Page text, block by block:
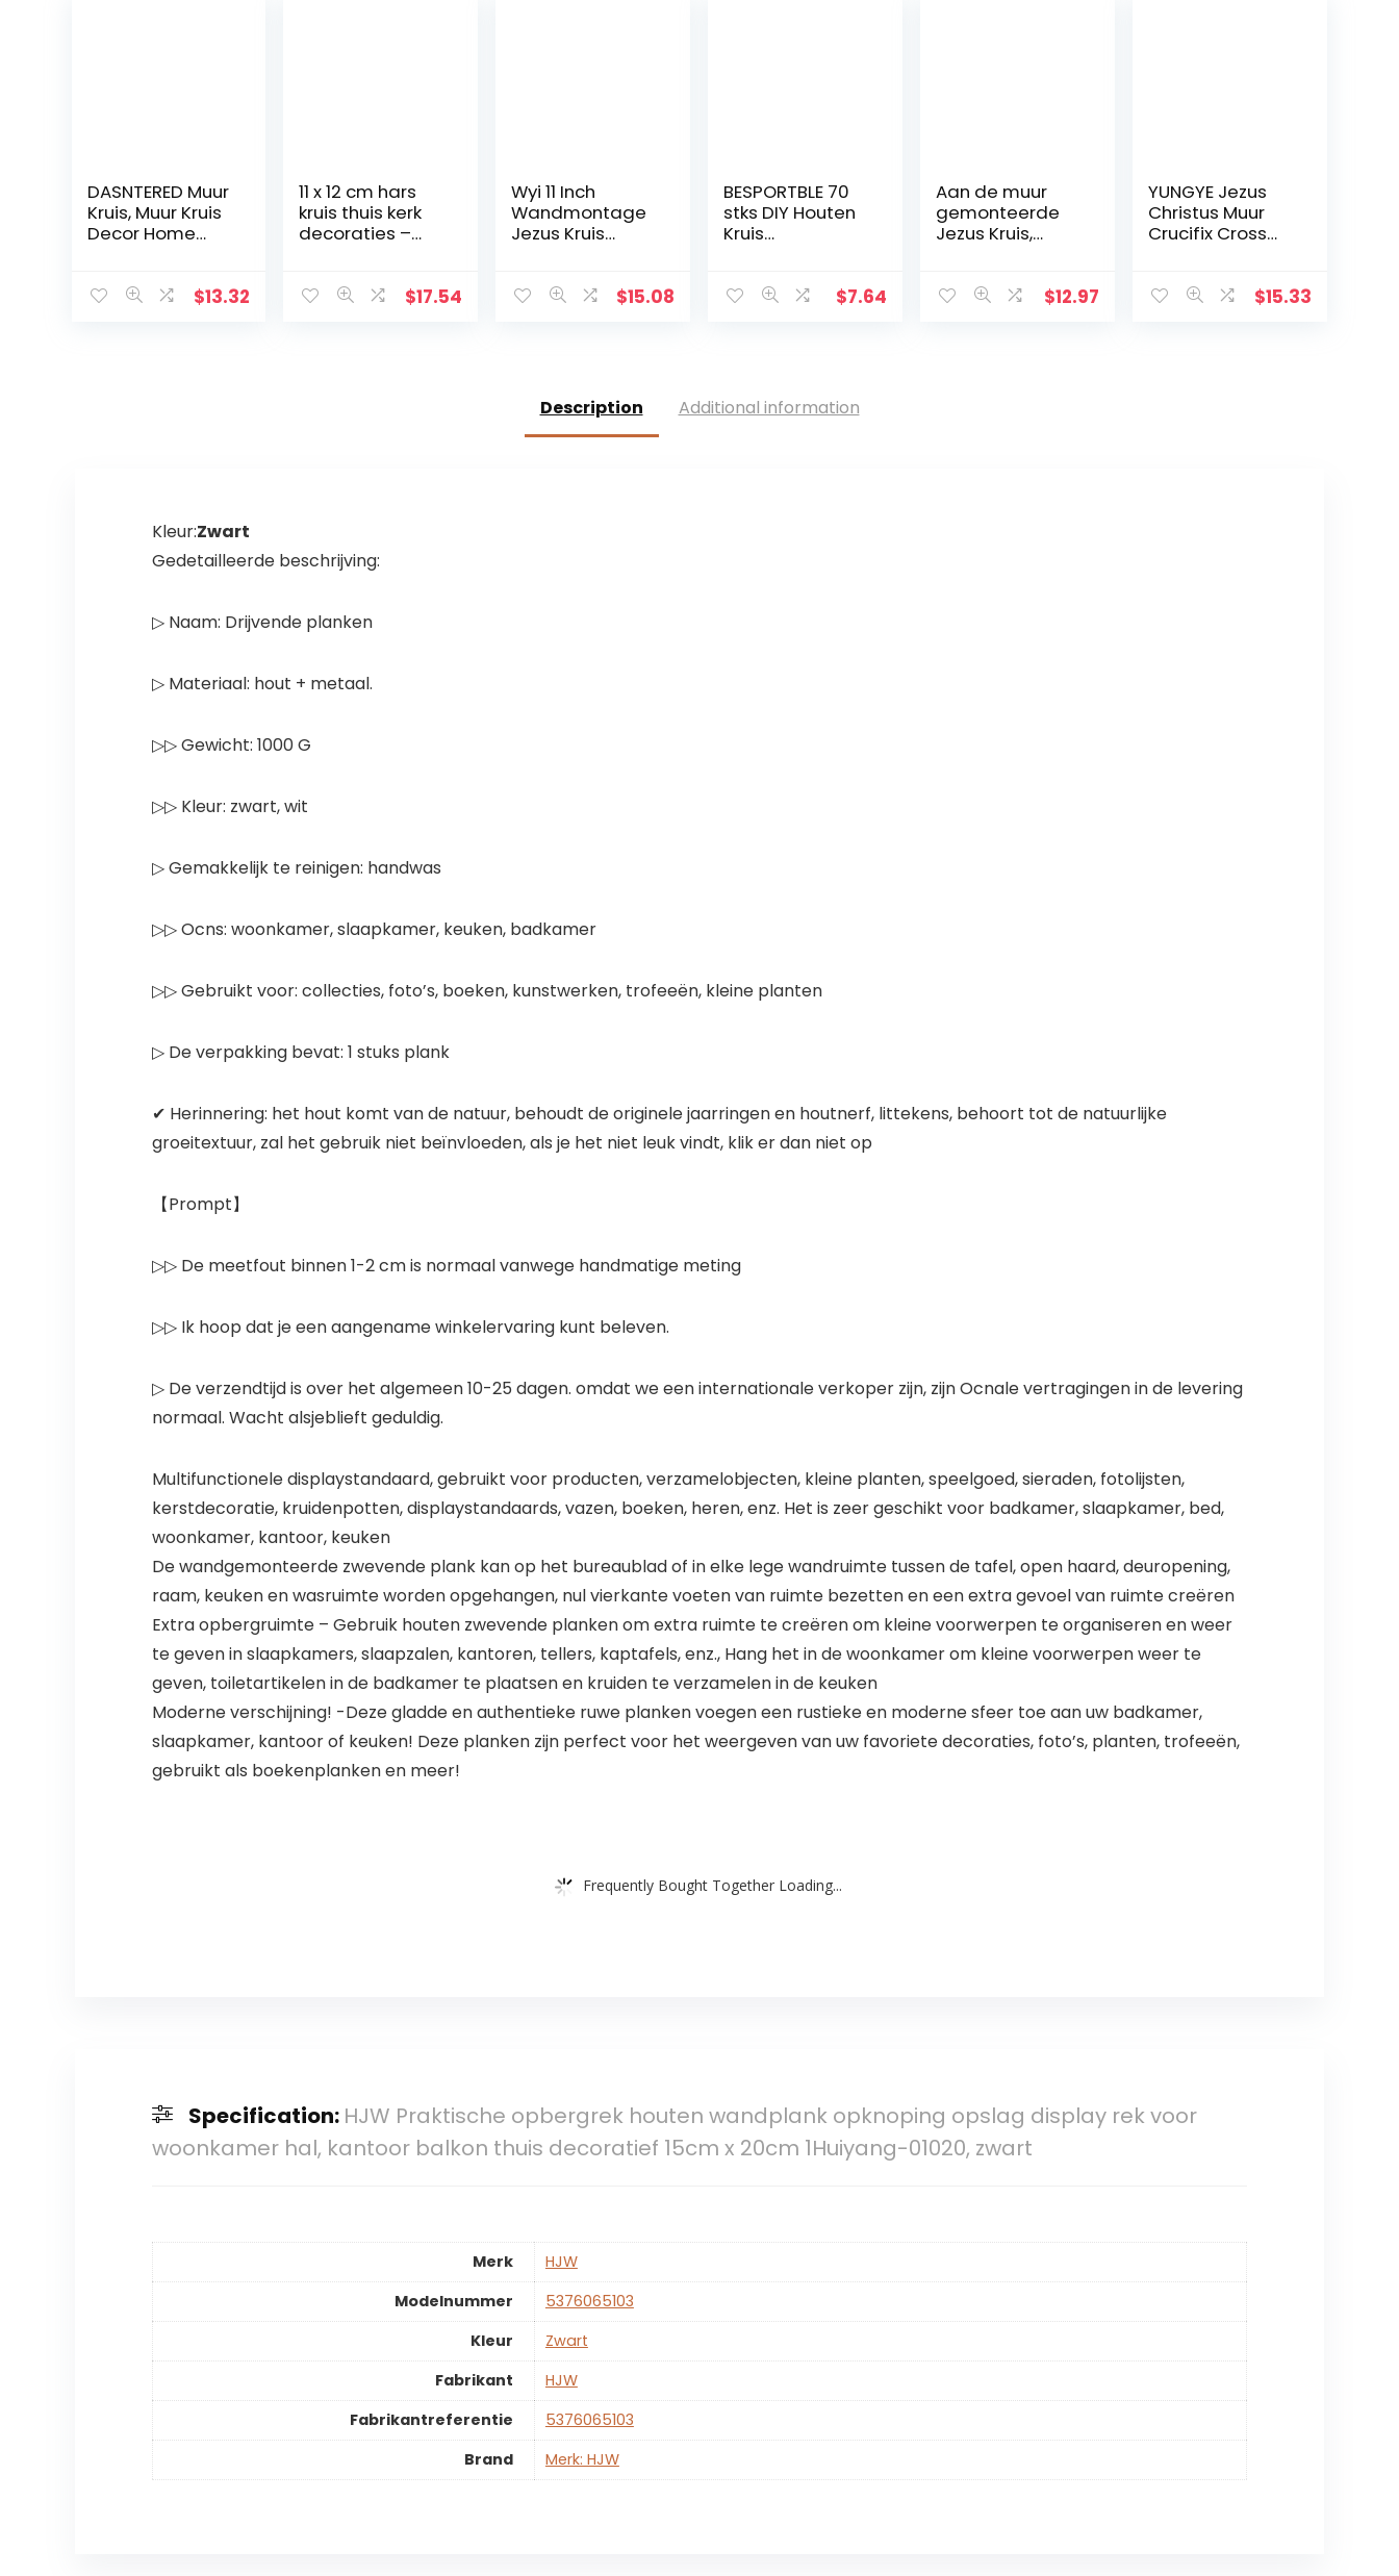
DASNTERED Muur
Kruis, Muur Kruis
Decor Home
Ornament Muur
$13.32
11 x 12 cm hars
kruis thuis kerk
decoraties –
decoratie –
$17.54
Wyi 11 Inch
Wandmontage
Jezus Kruis
Massief Hout
Decoratie
$15.08
BESPORTBLE 70
stks DIY Houten
Kruis
Sieraden Ketting
$7.64
Aan de muur
gemonteerde
Jezus Kruis,
decoratie
$12.97
YUNGYE Jezus
Christus Muur
Crucifix Cross
Decor Jezus $15.33
Description Additional information
Kleur:Zwart
Gedetailleerde beschrijving:
▷ Naam: Drijvende planken
▷ Materiaal: hout + metaal.
▷▷ Gewicht: 1000 G
▷▷ Kleur: zwart, wit
▷ Gemakkelijk te reinigen: handwas
▷▷ Ocns: woonkamer, slaapkamer, keuken, badkamer
▷▷ Gebruikt voor: collecties, foto’s, boeken, kunstwerken, trofeeën, kleine planten
▷ De verpakking bevat: 1 stuks plank
✔ Herinnering: het hout komt van de natuur, behoudt de originele jaarringen en houtnerf, littekens, behoort tot de natuurlijke
groeitextuur, zal het gebruik niet beïnvloeden, als je het niet leuk vindt, klik er dan niet op
【Prompt】
▷▷ De meetfout binnen 1-2 cm is normaal vanwege handmatige meting
▷▷ Ik hoop dat je een aangename winkelervaring kunt beleven.
▷ De verzendtijd is over het algemeen 10-25 dagen. omdat we een internationale verkoper zijn, zijn Ocnale vertragingen in de levering
normaal. Wacht alsjeblieft geduldig.
Multifunctionele displaystandaard, gebruikt voor producten, verzamelobjecten, kleine planten, speelgoed, sieraden, fotolijsten,
kerstdecoratie, kruidenpotten, displaystandaards, vazen, boeken, heren, enz. Het is zeer geschikt voor badkamer, slaapkamer, bed,
woonkamer, kantoor, keuken
De wandgemonteerde zwevende plank kan op het bureaublad of in elke lege wandruimte tussen de tafel, open haard, deuropening,
raam, keuken en wasruimte worden opgehangen, nul vierkante voeten van ruimte bezetten en een extra gevoel van ruimte creëren
Extra opbergruimte – Gebruik houten zwevende planken om extra ruimte te creëren om kleine voorwerpen te organiseren en weer
te geven in slaapkamers, slaapzalen, kantoren, tellers, kaptafels, enz., Hang het in de woonkamer om kleine voorwerpen weer te
geven, toiletartikelen in de badkamer te plaatsen en kruiden te verzamelen in de keuken
Moderne verschijning! -Deze gladde en authentieke ruwe planken voegen een rustieke en moderne sfeer toe aan uw badkamer,
slaapkamer, kantoor of keuken! Deze planken zijn perfect voor het weergeven van uw favoriete decoraties, foto’s, planten, trofeeën,
gebruikt als boekenplanken en meer!
Frequently Bought Together Loading...
Specification: HJW Praktische opbergrek houten wandplank opknoping opslag display rek voor
woonkamer hal, kantoor balkon thuis decoratief 15cm x 20cm 1Huiyang-01020, zwart
Merk
‎HJW
Modelnummer
‎5376065103
Kleur
‎Zwart
Fabrikant
‎HJW
Fabrikantreferentie
‎5376065103
Brand
Merk: HJW